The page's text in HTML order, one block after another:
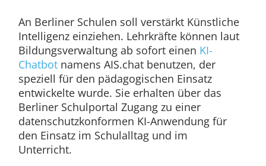
An Berliner Schulen soll verstärkt Künstliche
Intelligenz einziehen. Lehrkräfte können laut
Bildungsverwaltung ab sofort einen KI-
Chatbotnamens AIS.chat benutzen, der
speziell für den pädagogischen Einsatz
entwickelte wurde. Sie erhalten über das
Berliner Schulportal Zugang zu einer
datenschutzkonformen KI-Anwendung für
den Einsatz im Schulalltag und im
Unterricht.